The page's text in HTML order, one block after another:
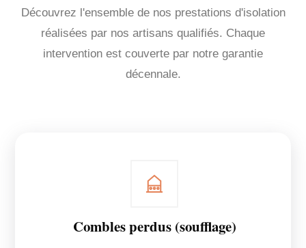
Découvrez l'ensemble de nos prestations d'isolation
réalisées par nos artisans qualifiés. Chaque
intervention est couverte par notre garantie
décennale.
Combles perdus (soufflage)